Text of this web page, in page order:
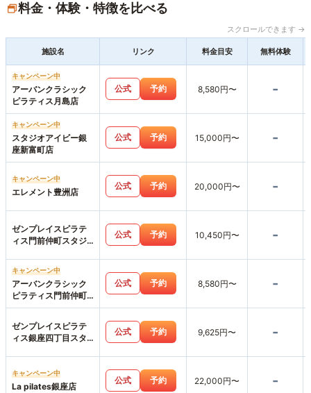
料金・体験・特徴を比べる
スクロールできます →
施設名 リンク 料金目安 無料体験
キャンペーン中
アーバンクラシック
ピラティス月島店
公式 予約 8,580円〜 -
キャンペーン中
スタジオアイビー銀
座新富町店
公式 予約 15,000円〜 -
キャンペーン中
エレメント豊洲店
公式 予約 20,000円〜 -
ゼンプレイスピラテ
ィス門前仲町スタジ
公式 予約 10,450円〜 -
キャンペーン中
アーバンクラシック
ピラティス門前仲町
店
公式 予約 8,580円〜 -
ゼンプレイスピラテ
ィス銀座四丁目スタ
公式 予約 9,625円〜 -
キャンペーン中
La pilates銀座店
公式 予約 22,000円〜 -